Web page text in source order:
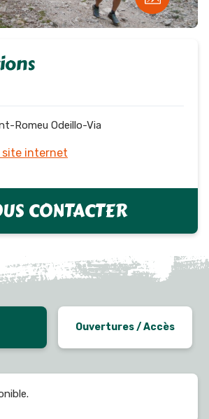
Romeu Odeillo-Via
site internet
CONTACTER
Ouvertures / Accès